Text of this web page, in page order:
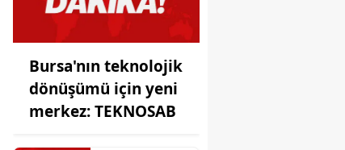
Bursa'nın teknolojik
dönüşümü için yeni
merkez: TEKNOSAB